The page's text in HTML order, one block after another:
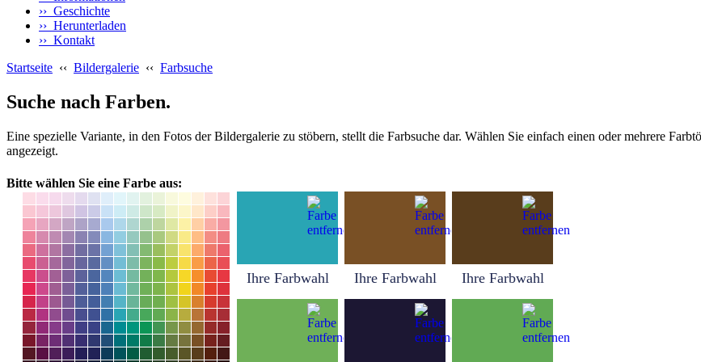
›› Geschichte
›› Herunterladen
›› Kontakt
Startseite ‹‹ Bildergalerie ‹‹ Farbsuche
Suche nach Farben.
Eine spezielle Variante, in den Fotos der Bildergalerie zu stöbern, stellt die Farbsuche dar. Wählen Sie einfach einen oder mehrere
angezeigt.
Bitte wählen Sie eine Farbe aus:
Ihre Farbwahl Ihre Farbwahl Ihre Farbwahl